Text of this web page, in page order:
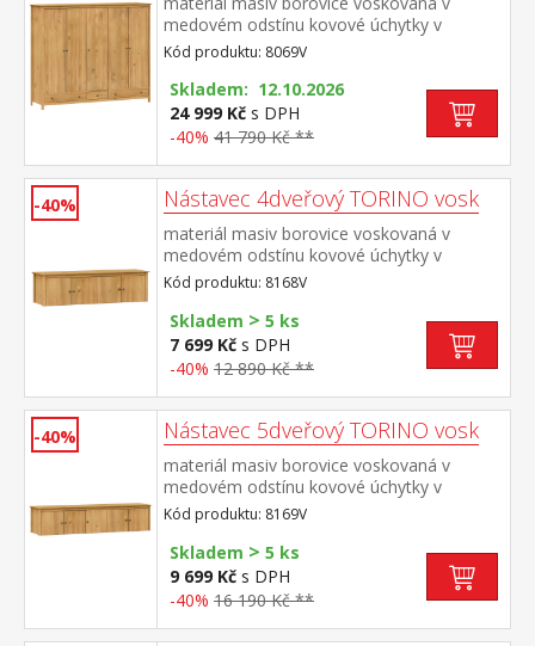
medovém odstínu kovové úchytky v
barevném provedení černěná
mosaz prostor dělený v poměru 2:1:2 v levé
a pravé širší části šatní tyč a police na
klobouky ve střední úzké části 3 police ve
spodní části 3 zásuvky s kovovými
Kód produktu: 8069V
Skladem: 12.10.2026
24 999 Kč s DPH
-40% 41 790 Kč **
-40% Nástavec 4dveřový TORINO vosk
materiál masiv borovice voskovaná v
medovém odstínu kovové úchytky v
barevném provedení černěná
mosaz nástavec pro skříň 8068V
Kód produktu: 8168V
Skladem > 5 ks
7 699 Kč s DPH
-40% 12 890 Kč **
-40% Nástavec 5dveřový TORINO vosk
materiál masiv borovice voskovaná v
medovém odstínu kovové úchytky v
barevném provedení černěná
mosaz nástavec pro skříň 8069V
Kód produktu: 8169V
Skladem > 5 ks
9 699 Kč s DPH
-40% 16 190 Kč **